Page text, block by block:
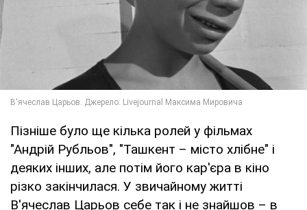
Пізніше було ще кілька ролей у фільмах
"Андрій Рубльов", "Ташкент – місто хлібне" і
деяких інших, але потім його кар'єра в кіно
різко закінчилася. У звичайному житті
В'ячеслав Царьов себе так і не знайшов – в